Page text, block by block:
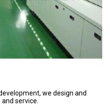
we design and
service.